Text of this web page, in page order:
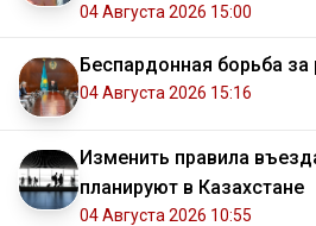
04 Августа 2026 15:00
Беспардонная борьба
04 Августа 2026 15:16
Изменить правила
планируют в Казахстане
04 Августа 2026 10:55